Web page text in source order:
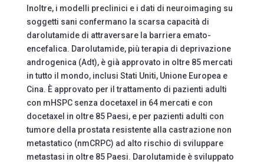
Inoltre, i modelli preclinici e i dati di neuroimaging su
soggetti sani confermano la scarsa capacità di
darolutamide di attraversare la barriera emato-
encefalica. Darolutamide, più terapia di deprivazione
androgenica (Adt), è già approvato in oltre 85 mercati
in tutto il mondo, inclusi Stati Uniti, Unione Europea e
Cina. È approvato per il trattamento di pazienti adulti
con mHSPC senza docetaxel in 64 mercati e con
docetaxel in oltre 85 Paesi, e per pazienti adulti con
tumore della prostata resistente alla castrazione non
metastatico (nmCRPC) ad alto rischio di sviluppare
metastasi in oltre 85 Paesi. Darolutamide è sviluppato